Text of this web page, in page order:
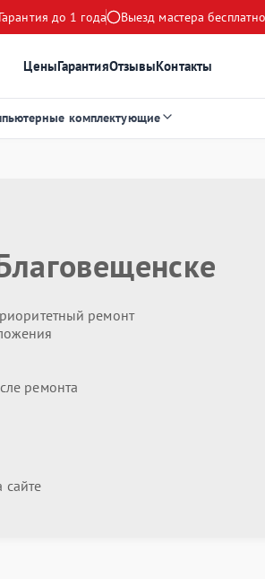
Гарантия до 1 года Выезд мастера бесплатно
ЦеныГарантияОтзывыКонтакты
комплектующие
ремонт
ремонта
сайте